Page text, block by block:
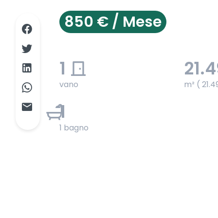
850 € / Mese
1
vano m² (
1
1 bagno